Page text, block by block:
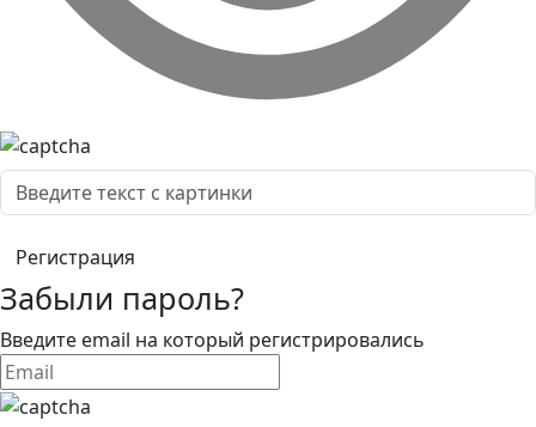
Забыли пароль?
Введите email на который регистрировались